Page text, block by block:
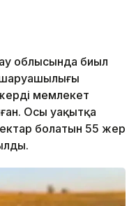
облысында биыл
мемлекет
Осы уақытқа
болатын 55 жер